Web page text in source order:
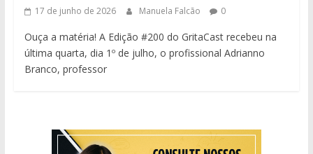
17 de junho de 2026 Manuela Falcão 0
Ouça a matéria! A Edição #200 do GritaCast recebeu na
última quarta, dia 1º de julho, o profissional Adrianno
Branco, professor